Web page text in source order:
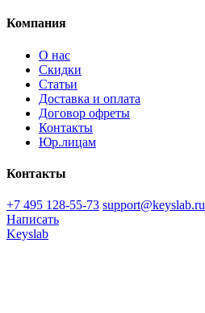
Компания
О нас
Скидки
Статьи
Доставка и оплата
Договор офреты
Контакты
Юр.лицам
Контакты
+7 495 128-55-73 support@keyslab.ru
Написать
Keyslab